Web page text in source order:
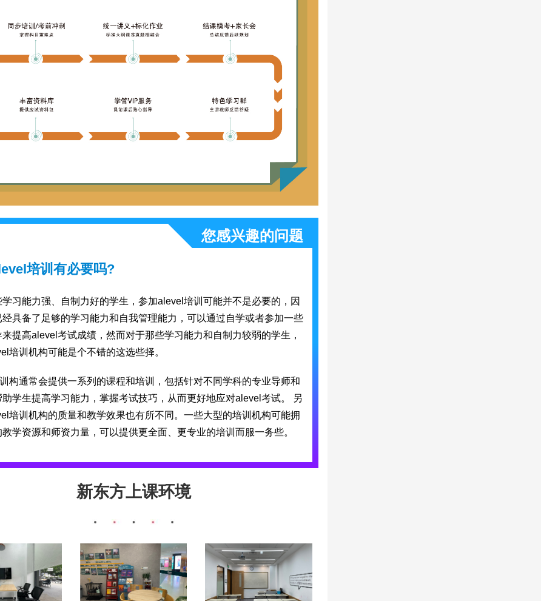
您感兴趣的问题
培训有必要吗?
学习能力强、自制力好的学生，参加alevel培训可能并不是必要的，因
经具备了足够的学习能力和自我管理能力，可以通过自学或者参加一些
提高alevel考试成绩，然而对于那些学习能力和自制力较弱的学生，
培训机构可能是个不错的这选些择。
构通常会提供一系列的课程和培训，包括针对不同学科的专业导师和
学生提高学习能力，掌握考试技巧，从而更好地应对alevel考试。 另
培训机构的质量和教学效果也有所不同。一些大型的培训机构可能拥
学资源和师资力量，可以提供更全面、更专业的培训而服一务些。
新东方上课环境